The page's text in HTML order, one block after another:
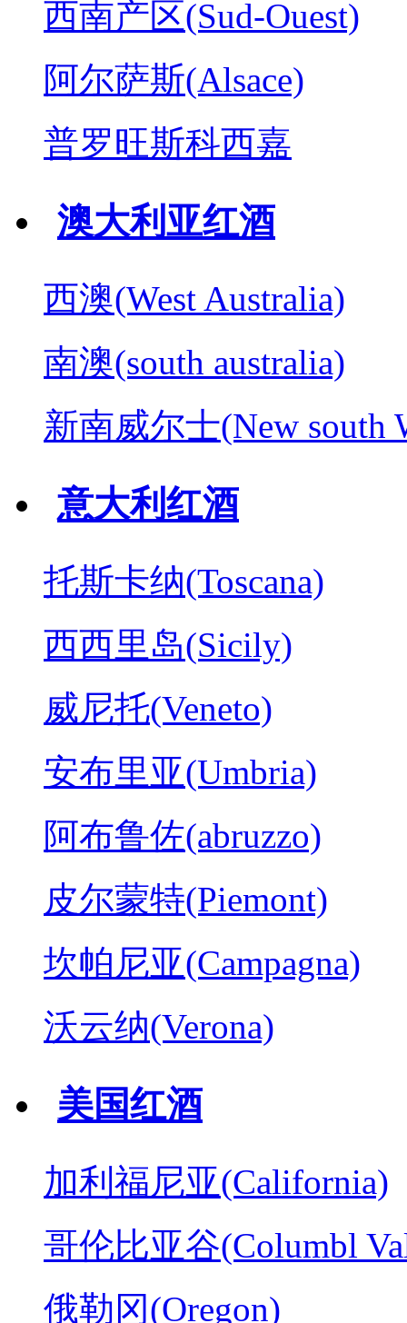
西南产区(Sud-Ouest)
阿尔萨斯(Alsace)
普罗旺斯科西嘉
澳大利亚红酒
西澳(West Australia)
南澳(south australia)
新南威尔士(New south
意大利红酒
托斯卡纳(Toscana)
西西里岛(Sicily)
威尼托(Veneto)
安布里亚(Umbria)
阿布鲁佐(abruzzo)
皮尔蒙特(Piemont)
坎帕尼亚(Campagna)
沃云纳(Verona)
美国红酒
加利福尼亚(California)
哥伦比亚谷(Columbl
俄勒冈(Oregon)